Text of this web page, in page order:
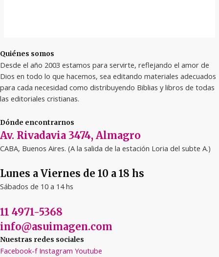
Quiénes somos
Desde el año 2003 estamos para servirte, reflejando el amor de
Dios en todo lo que hacemos, sea editando materiales adecuados
para cada necesidad como distribuyendo Biblias y libros de todas
las editoriales cristianas.
Dónde encontrarnos
Av. Rivadavia 3474, Almagro
CABA, Buenos Aires. (A la salida de la estación Loria del subte A.)
Lunes a Viernes de 10 a 18 hs
Sábados de 10 a 14 hs
11 4971-5368
info@asuimagen.com
Nuestras redes sociales
Facebook-f Instagram Youtube